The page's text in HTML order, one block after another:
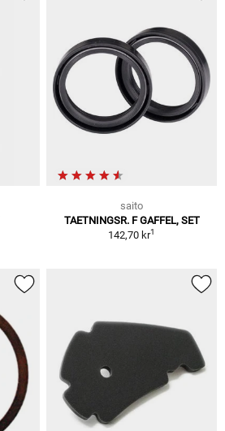
saito
TAETNINGSR. F GAFFEL, SET
142,70 kr1